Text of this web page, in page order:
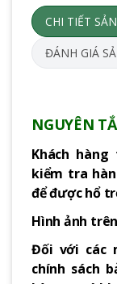
CHI TIẾT
ĐÁNH GIÁ
NGUYÊN
Khách
kiểm tra
để được hổ
Hình ảnh
Đối với các
chính sách